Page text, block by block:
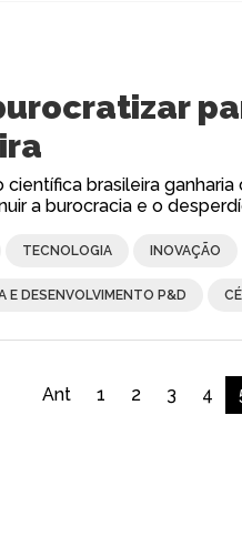
científica brasileira
a burocracia e o
TECNOLOGIA INOVAÇÃO
E DESENVOLVIMENTO P&D
Ant 1 2 3 4